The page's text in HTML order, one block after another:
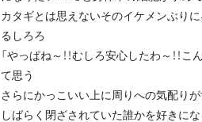
カタギとは思えないそのイケメンぶりに
るしろろ
「やっぱね～！！むしろ安心したわ～！！
て思う
さらにかっこいい上に周りへの気配り
しばらく閉ざされていた誰かを好きに